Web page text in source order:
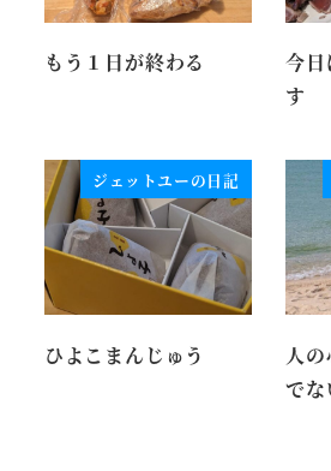
もう１日が終わる
今
す
ジェットユーの日記
ひよこまんじゅう
人
でな